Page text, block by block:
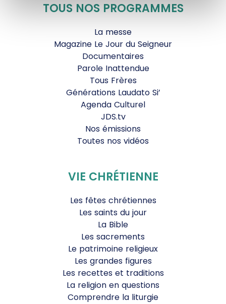
TOUS NOS PROGRAMMES
La messe
Magazine Le Jour du Seigneur
Documentaires
Parole Inattendue
Tous Frères
Générations Laudato Si’
Agenda Culturel
JDS.tv
Nos émissions
Toutes nos vidéos
VIE CHRÉTIENNE
Les fêtes chrétiennes
Les saints du jour
La Bible
Les sacrements
Le patrimoine religieux
Les grandes figures
Les recettes et traditions
La religion en questions
Comprendre la liturgie